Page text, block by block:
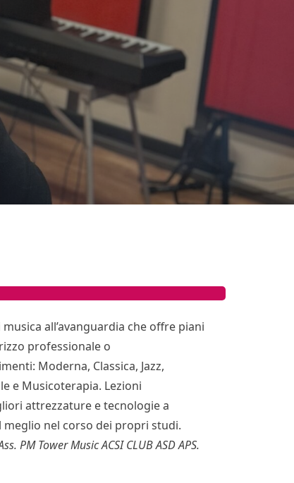
all’avanguardia che offre piani
professionale o
Moderna, Classica, Jazz,
e Musicoterapia. Lezioni
attrezzature e tecnologie a
nel corso dei propri studi.
PM Tower Music ACSI CLUB ASD APS.